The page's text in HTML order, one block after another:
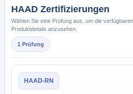
HAAD Zertifizierungen
Wählen Sie eine Prüfung aus, um die
Produktdetails anzusehen.
1 Prüfung
HAAD-RN